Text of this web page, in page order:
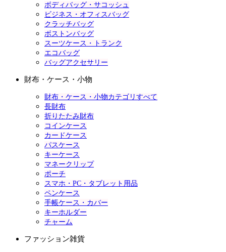
ボディバッグ・サコッシュ
ビジネス・オフィスバッグ
クラッチバッグ
ボストンバッグ
スーツケース・トランク
エコバッグ
バッグアクセサリー
財布・ケース・小物
財布・ケース・小物カテゴリすべて
長財布
折りたたみ財布
コインケース
カードケース
パスケース
キーケース
マネークリップ
ポーチ
スマホ・PC・タブレット用品
ペンケース
手帳ケース・カバー
キーホルダー
チャーム
ファッション雑貨